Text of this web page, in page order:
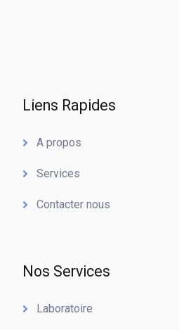
Liens Rapides
A propos
Services
Contacter nous
Nos Services
Laboratoire